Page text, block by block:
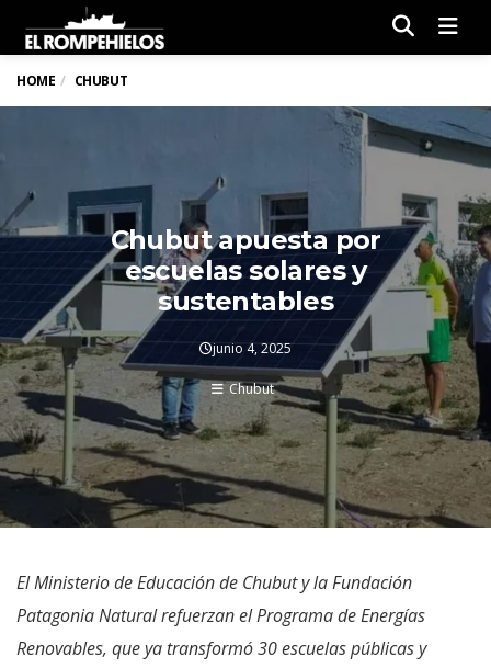
HOME CHUBUT
Chubut apuesta por
escuelas solares y
sustentables
junio 4, 2025
Chubut
El Ministerio de Educación de Chubut y la Fundación
Patagonia Natural refuerzan el Programa de Energías
Renovables, que ya transformó 30 escuelas públicas y